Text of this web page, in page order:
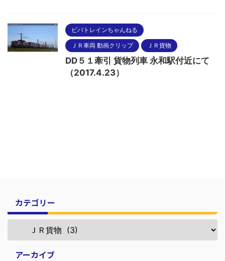
ビバトレインちゃんねる
ＪＲ車両 動画クリップ ＪＲ貨物
DD５１牽引 貨物列車 永和駅付近にて
（2017.4.23）
カテゴリー
アーカイブ